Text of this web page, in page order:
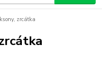
zrcátka